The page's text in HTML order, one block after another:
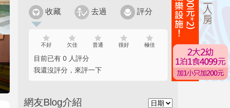
收藏 去過 評分
不好 欠佳 普通 很好 極佳
目前已有 0 人評分
我還沒評分，來評一下
網友Blog介紹